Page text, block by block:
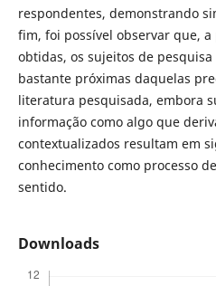
respondentes, demonstrando
fim, foi possível observar que,
obtidas, os sujeitos de
bastante próximas daquelas
literatura pesquisada, embora
informação como algo que
contextualizados resultam em
conhecimento como processo
sentido.
Downloads